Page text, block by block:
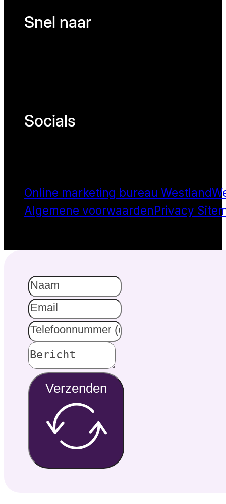
Snel naar
Socials
Online marketing bureau Westland
Algemene voorwaardenPrivacy
Verzenden